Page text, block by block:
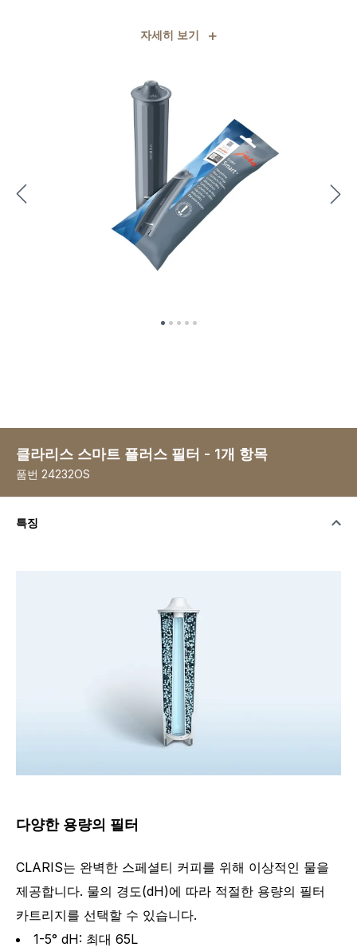
자세히 보기 +
클라리스 스마트 플러스 필터 - 1개 항목
품번 24232OS
특징
다양한 용량의 필터
CLARIS는 완벽한 스페셜티 커피를 위해 이상적인 물을
제공합니다. 물의 경도(dH)에 따라 적절한 용량의 필터
카트리지를 선택할 수 있습니다.
1-5° dH: 최대 65L